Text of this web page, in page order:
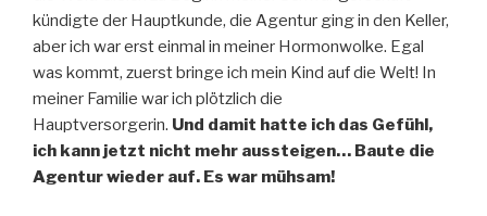
kündigte der Hauptkunde, die Agentur ging in den Keller,
aber ich war erst einmal in meiner Hormonwolke. Egal
was kommt, zuerst bringe ich mein Kind auf die Welt! In
meiner Familie war ich plötzlich die
Hauptversorgerin. Und damit hatte ich das Gefühl,
ich kann jetzt nicht mehr aussteigen… Baute die
Agentur wieder auf. Es war mühsam!